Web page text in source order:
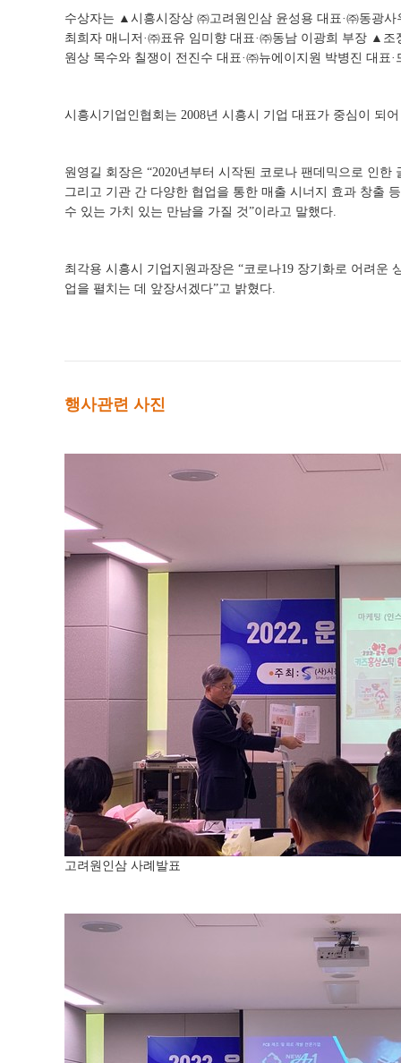
수상자는 ▲시흥시장상 ㈜고려원인삼 윤성용 대표·㈜동광
최희자 매니저·㈜표유 임미향 대표·㈜동남 이광희 부장 ▲
원상 목수와 칠쟁이 전진수 대표·㈜뉴에이지원 박병진 대표
시흥시기업인협회는 2008년 시흥시 기업 대표가 중심이 되
원영길 회장은 “2020년부터 시작된 코로나 팬데믹으로 인
그리고 기관 간 다양한 협업을 통한 매출 시너지 효과 창출
수 있는 가치 있는 만남을 가질 것”이라고 말했다.
최각용 시흥시 기업지원과장은 “코로나19 장기화로 어려운
업을 펼치는 데 앞장서겠다”고 밝혔다.
행사관련 사진
고려원인삼 사례발표